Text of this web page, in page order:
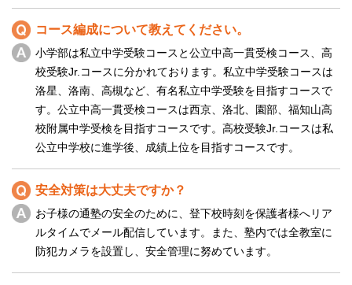
コース編成について教えてください。
小学部は私立中学受験コースと公立中高一貫受検コース、高
校受験Jr.コースに分かれております。私立中学受験コースは
洛星、洛南、高槻など、有名私立中学受験を目指すコースで
す。公立中高一貫受検コースは西京、洛北、園部、福知山高
校附属中学受検を目指すコースです。高校受験Jr.コースは私
公立中学校に進学後、成績上位を目指すコースです。
安全対策は大丈夫ですか？
お子様の通塾の安全のために、登下校時刻を保護者様へリア
ルタイムでメール配信しています。また、塾内では全教室に
防犯カメラを設置し、安全管理に努めています。